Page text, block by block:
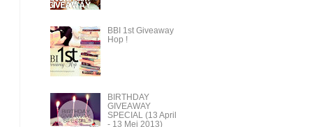
BBI 1st Giveaway
Hop !
BIRTHDAY
GIVEAWAY
SPECIAL (13 April
- 13 Mei 2013)